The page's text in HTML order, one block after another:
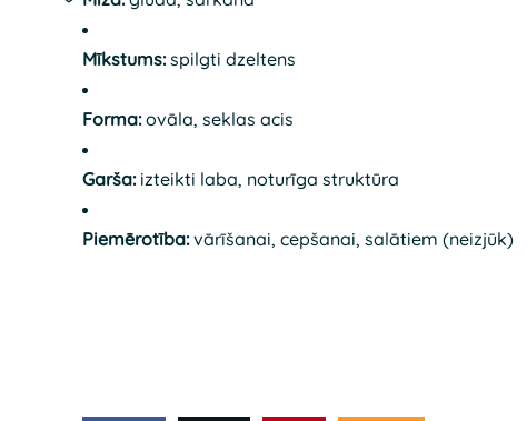
Mīkstums:spilgti dzeltens
Forma:ovāla, seklas acis
Garša:izteikti laba, noturīga struktūra
Piemērotība:vārīšanai, cepšanai, salātiem (neizjūk)